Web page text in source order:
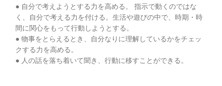
● 自分で考えようとする力を高める。 指示で動くのではな
く、自分で考える力を付ける。生活や遊びの中で、時期・時
間に関心をもって行動しようとする。
● 物事をとらえるとき、自分なりに理解しているかをチェッ
クする力を高める。
● 人の話を落ち着いて聞き、行動に移すことができる。